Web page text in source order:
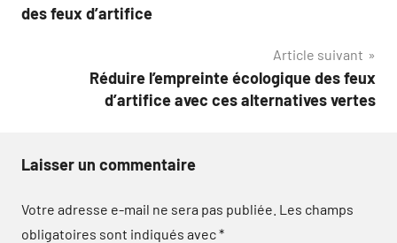
des feux d’artifice
Article suivant
Réduire l’empreinte écologique des feux
d’artifice avec ces alternatives vertes
Laisser un commentaire
Votre adresse e-mail ne sera pas publiée. Les champs
obligatoires sont indiqués avec*